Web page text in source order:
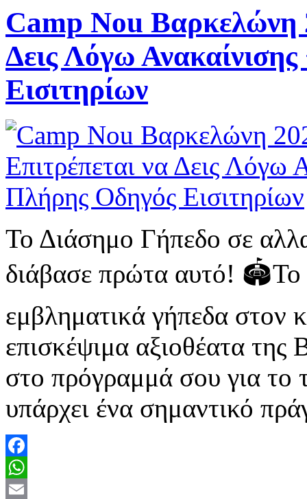
Camp Nou Βαρκελώνη
Δεις Λόγω
Εισιτηρίων
Το Διάσημο Γήπεδο σε
διάβασε πρώτα αυτό! 🏟️Το
εμβληματικά γήπεδα στον
επισκέψιμα αξιοθέατα της
στο πρόγραμμά σου για το
υπάρχει ένα σημαντικό
Facebook
WhatsApp